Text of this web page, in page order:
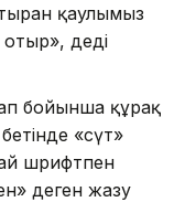
қаулымыз
отыр», деді
бойынша құрғақ
бетінде «сүт»
шрифтпен
деген жазу